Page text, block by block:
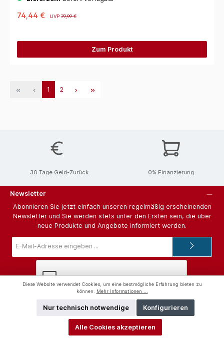
74,44 € UVP79,99 €
Zum Produkt
1 2
30 Tage Geld-Zurück 0% Finanzierung
Newsletter
Abonnieren Sie jetzt einfach unseren regelmäßig erscheinenden
Newsletter und Sie werden stets unter den Ersten sein, die über
neue Produkte und Angebote informiert werden.
Mail-
Ich habe die Datenschutzbestimmungen
zur Kenntnis genommen
AGB gelesen und bin mit ihnen einverstanden.
Diese Website verwendet Cookies, um eine bestmögliche Erfahrung bieten zu
können.
Mehr Informationen ...
Nur technisch notwendige Konfigurieren
Alle Cookies akzeptieren